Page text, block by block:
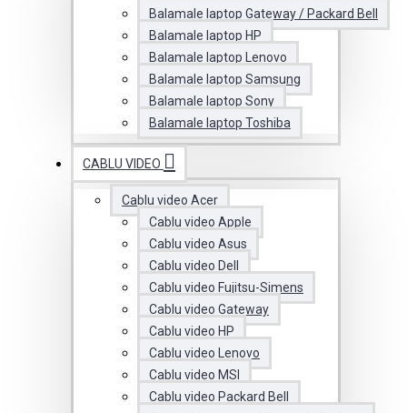
Balamale laptop Gateway / Packard Bell
Balamale laptop HP
Balamale laptop Lenovo
Balamale laptop Samsung
Balamale laptop Sony
Balamale laptop Toshiba
CABLU VIDEO
Cablu video Acer
Cablu video Apple
Cablu video Asus
Cablu video Dell
Cablu video Fujitsu-Simens
Cablu video Gateway
Cablu video HP
Cablu video Lenovo
Cablu video MSI
Cablu video Packard Bell